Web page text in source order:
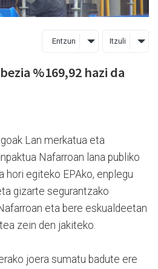
Entzun Itzuli
%169,92 hazi da
Lan merkatua eta
Nafarroan lana publiko
hori egiteko EPAko, enplegu
gizarte segurantzako
eta bere eskualdeetan
zein den jakiteko.
joera sumatu badute ere